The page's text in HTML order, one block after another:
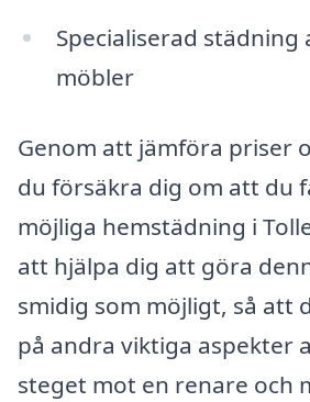
Specialiserad
möbler
Genom att jämföra priser
du försäkra dig om att du
möjliga hemstädning i
att hjälpa dig att göra
smidig som möjligt, så att
på andra viktiga aspekter
steget mot en renare och